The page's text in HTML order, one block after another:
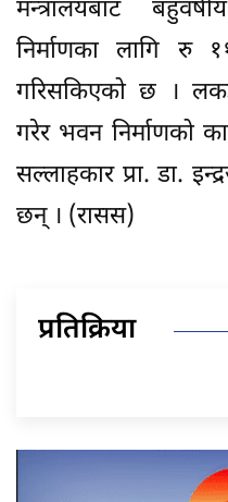
मन्त्रालयबाट
निर्माणका लागि रु
गरिसकिएको छ ।
गरेर भवन निर्माणको
सल्लाहकार प्रा. डा.
छन् । (रासस)
प्रतिक्रिया